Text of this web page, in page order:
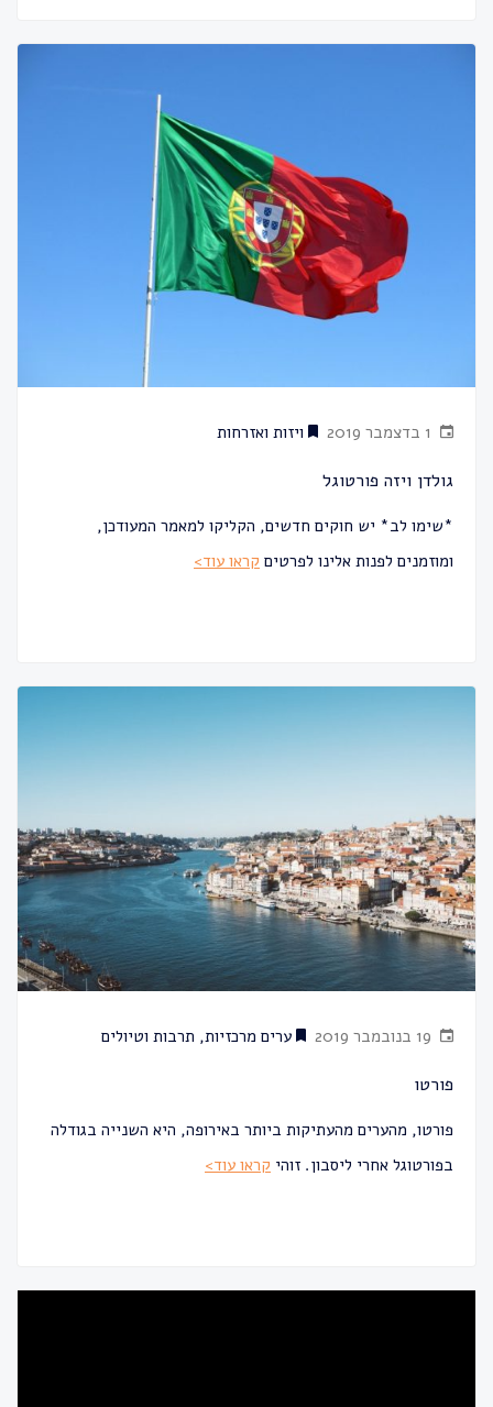
ויזות ואזרחות
גולדן ויזה פורטוגל
*שימו לב* יש חוקים חדשים, הקליקו למאמר המעודכן,
ומוזמנים לפנות אלינו לפרטים קראו עוד>
ערים מרכזיות, תרבות וטיולים
פורטו
פורטו, מהערים מהעתיקות ביותר באירופה, היא השנייה בגודלה
בפורטוגל אחרי ליסבון. זוהי קראו עוד>